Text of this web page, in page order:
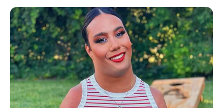
Saat kau merasa sendiri.. dunia tak lagi berpihak
padamu .. yakinlah ada secerca harapan menantimu
Foto – foto Steffy Ai
1. Penampilannya masih seperti remaja